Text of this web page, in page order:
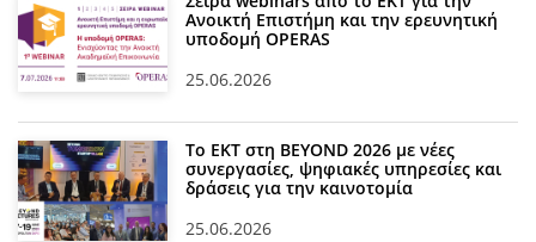
Ανοικτή Επιστήμη και την ερευνητική
υποδομή OPERAS
25.06.2026
Το ΕΚΤ στη BEYOND 2026 με νέες
συνεργασίες, ψηφιακές υπηρεσίες και
δράσεις για την καινοτομία
25.06.2026